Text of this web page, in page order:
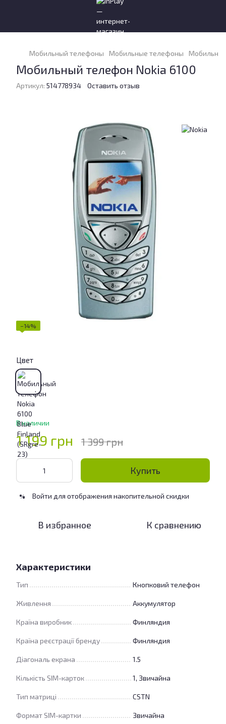
Мобильный телефоны Мобильные телефоны
Мобильный телефон Nokia 6100
Артикул: 514778934 Оставить отзыв
−14%
Цвет
В наличии
1 199 грн 1 399 грн
Купить
% Войти для отображения накопительной скидки
В избранное К сравнению
Характеристики
Тип Кнопковий телефон
Живлення Аккумулятор
Країна виробник Финляндия
Країна реєстрації бренду Финляндия
Діагональ екрана 1.5
Кількість SIM-карток 1, Звичайна
Тип матриці CSTN
Формат SIM-картки Звичайна